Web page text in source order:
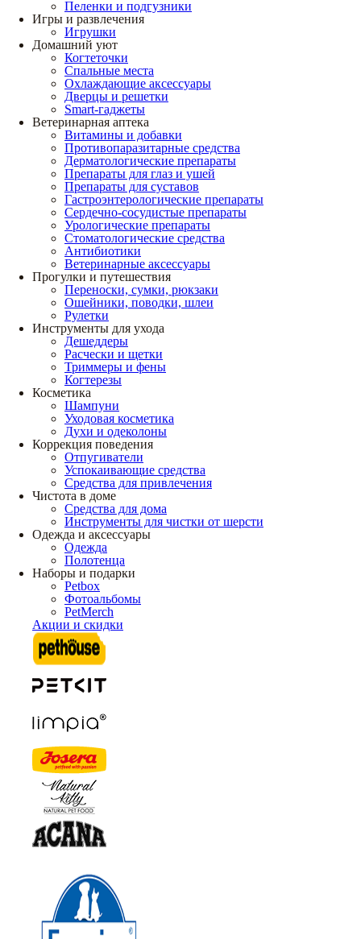
Пеленки и подгузники
Игры и развлечения
Игрушки
Домашний уют
Когтеточки
Спальные места
Охлаждающие аксессуары
Дверцы и решетки
Smart-гаджеты
Ветеринарная аптека
Витамины и добавки
Противопаразитарные средства
Дерматологические препараты
Препараты для глаз и ушей
Препараты для суставов
Гастроэнтерологические препараты
Сердечно-сосудистые препараты
Урологические препараты
Стоматологические средства
Антибиотики
Ветеринарные аксессуары
Прогулки и путешествия
Переноски, сумки, рюкзаки
Ошейники, поводки, шлеи
Рулетки
Инструменты для ухода
Дешеддеры
Расчески и щетки
Триммеры и фены
Когтерезы
Косметика
Шампуни
Уходовая косметика
Духи и одеколоны
Коррекция поведения
Отпугиватели
Успокаивающие средства
Средства для привлечения
Чистота в доме
Средства для дома
Инструменты для чистки от шерсти
Одежда и аксессуары
Одежда
Полотенца
Наборы и подарки
Petbox
Фотоальбомы
PetMerch
Акции и скидки